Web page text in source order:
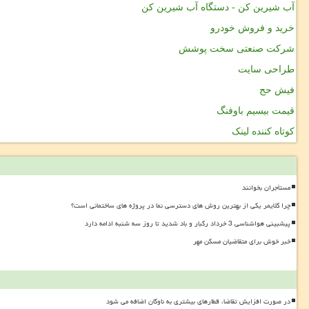
آب شیرین کن - دستگاه آب شیرین کن
خرید و فروش خودرو
شرکت صنعتی سخت پوشش
طراحی سایت
فیش حج
قیمت بیسیم باوفنگ
کوتاه کننده لینک
مستأجران بخوانند
چرا کلایمر یکی از بهترین روش های دسترسی نما در پروژه های ساختمانی است؟
پیشبینی هواشناسی 3 خرداد رگبار و باد شدید تا روز سه شنبه ادامه دارد
خبر خوش برای متقاضیان مسکن مهر
در صورت افزایش تقاضا، قطارهای بیشتری به ناوگان اضافه می شود